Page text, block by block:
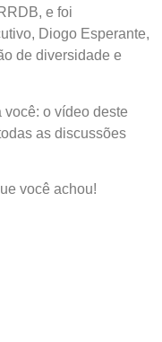
e foi
Diogo Esperante,
de diversidade e
você: o vídeo deste
as discussões
você achou!